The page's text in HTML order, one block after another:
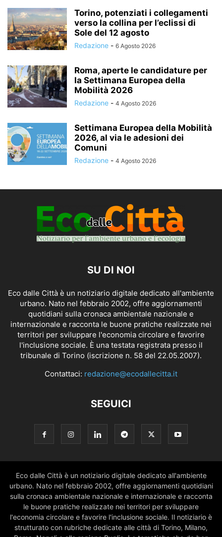
Torino, potenziati i collegamenti
verso la collina per l’eclissi di
Sole del 12 agosto
Redazione - 6 Agosto 2026
Roma, aperte le candidature per
la Settimana Europea della
Mobilità 2026
Redazione - 4 Agosto 2026
Settimana Europea della Mobilità
2026, al via le adesioni dei
Comuni
Redazione - 4 Agosto 2026
SU DI NOI
Eco dalle Città è un notiziario digitale dedicato all'ambiente
urbano. Nato nel febbraio 2002, offre aggiornamenti
quotidiani sulla cronaca ambientale nazionale e
internazionale e racconta le buone pratiche realizzate nei
territori per sviluppare l'economia circolare e favorire
l'inclusione sociale. È una testata registrata presso il
tribunale di Torino (iscrizione n. 58 del 22.05.2007).
Contattaci: redazione@ecodallecitta.it
SEGUICI
Eco dalle Città è un notiziario digitale dedicato all'ambiente
urbano. Nato nel febbraio 2002, offre aggiornamenti quotidiani
sulla cronaca ambientale nazionale e internazionale e racconta
le buone pratiche realizzate nei territori per sviluppare
l'economia circolare e favorire l'inclusione sociale. Il notiziario è
strutturato con rubriche dedicate alle città di Torino, Milano,